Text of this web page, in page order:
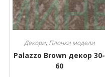
Декори, Плочки модели
Palazzo Brown декор 30-
60